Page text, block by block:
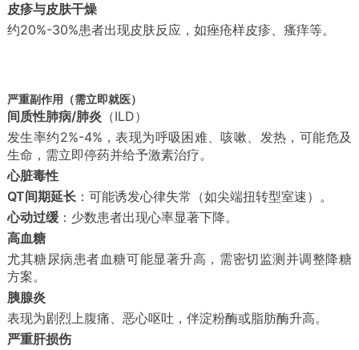
皮疹与皮肤干燥
约20%-30%患者出现皮肤反应，如痤疮样皮疹、瘙痒等。
严重副作用（需立即就医）
间质性肺病/肺炎（ILD）
发生率约2%-4%，表现为呼吸困难、咳嗽、发热，可能危及
生命，需立即停药并给予激素治疗。
心脏毒性
QT间期延长：可能诱发心律失常（如尖端扭转型室速）。
心动过缓：少数患者出现心率显著下降。
高血糖
尤其糖尿病患者血糖可能显著升高，需密切监测并调整降糖
方案。
胰腺炎
表现为剧烈上腹痛、恶心呕吐，伴淀粉酶或脂肪酶升高。
严重肝损伤